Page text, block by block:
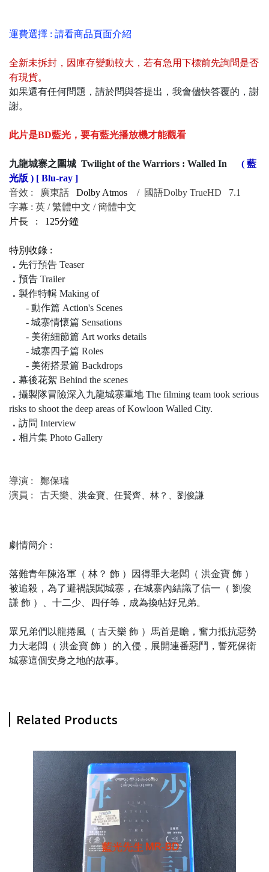
運費選擇 : 請看商品頁面介紹
全新未拆封 ， 因庫存變動較大，若有急用下標前先詢問是否
有現貨。
如果還有任何問題，請於問與答提出，我會儘快答覆的，謝
謝。
此片是BD藍光，要有藍光播放機才能觀看
九龍城寨之圍城 Twilight of the Warriors : Walled In
( 藍
光版 ) [ Blu-ray ]
音效 : 廣東話 Dolby Atmos / 國語Dolby TrueHD 7.1
字幕 : 英 / 繁體中文 / 簡體中文
片長 : 125分鐘
特別收錄 :
． 先行預告 Teaser
． 預告 Trailer
． 製作特輯 Making of
- 動作篇 Action's Scenes
- 城寨情懷篇 Sensations
- 美術細節篇 Art works details
- 城寨四子篇 Roles
- 美術搭景篇 Backdrops
． 幕後花絮 Behind the scenes
． 攝製隊冒險深入九龍城寨重地 The filming team took serious
risks to shoot the deep areas of Kowloon Walled City.
． 訪問 Interview
． 相片集 Photo Gallery
導演 : 鄭保瑞
演員 : 古天樂 、洪金寶、任賢齊、林？、劉俊謙
劇情簡介 :
落難青年陳洛軍（ 林？ 飾 ）因得罪大老闆（ 洪金寶 飾 ）
被追殺，為了避禍誤闖城寨，在城寨內結識了信一（ 劉俊
謙 飾 ）、十二少、四仔等，成為換帖好兄弟。
眾兄弟們以龍捲風（ 古天樂 飾 ）馬首是瞻，奮力抵抗惡勢
力大老闆（ 洪金寶 飾 ）的入侵，展開連番惡鬥，誓死保衛
城寨這個安身之地的故事。
Related Products